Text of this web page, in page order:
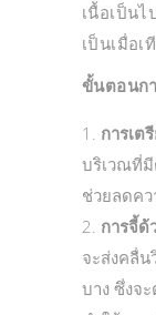
เนื้อเป็น
เป็นเมื่อ
ขั้นตอนก
การเต
บริเวณที่มี
ช่วยลดคว
การจี้ด้
จะส่งคลื่น
บาง ซึ่งจ